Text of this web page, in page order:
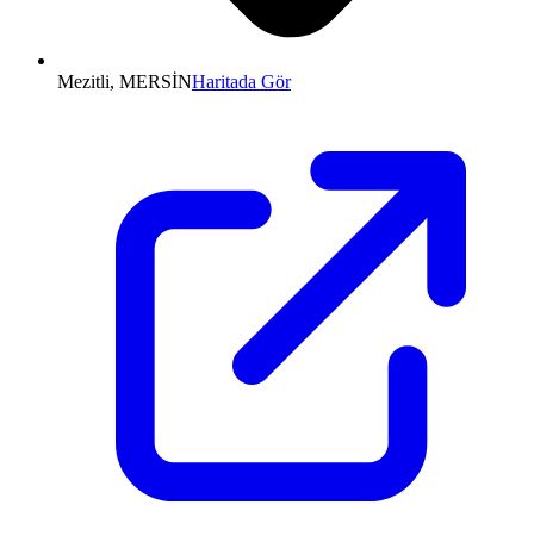
Mezitli, MERSİNHaritada Gör